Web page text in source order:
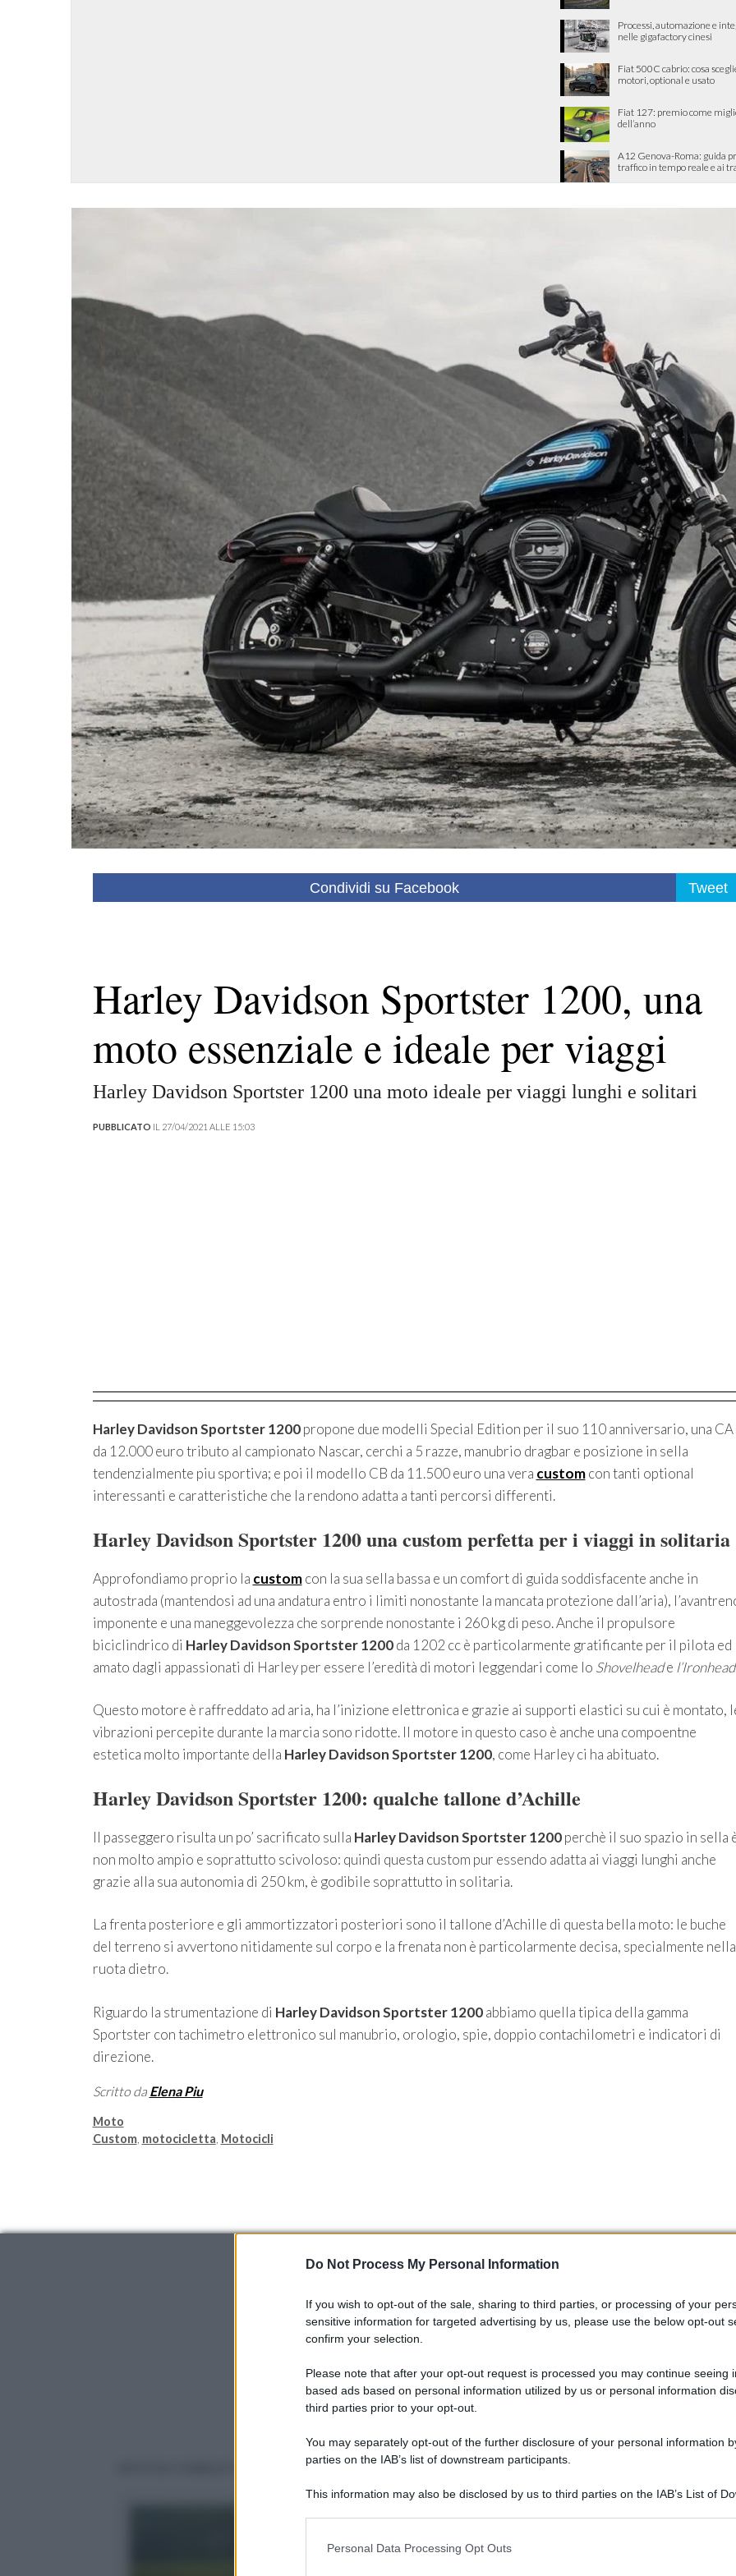
Do Not Process My Personal Information
If you wish to opt-out of the sale, sharing to third parties, or processing of your
sensitive information for targeted advertising by us, please use the below opt-out
confirm your selection.
Please note that after your opt-out request is processed you may continue seeing
based ads based on personal information utilized by us or personal information
third parties prior to your opt-out.
You may separately opt-out of the further disclosure of your personal information
parties on the IAB’s list of downstream participants.
This information may also be disclosed by us to third parties on the IAB’s List of
information including but not limited to your visit or usage behaviour. You may click
Personal Data Processing Opt Outs
Processi, automazione e
nelle gigafactory cinesi
Fiat 500C cabrio: cosa
motori, optional e usato
Fiat 127: premio come
dell’anno
A12 Genova-Roma: guida
traffico in tempo reale e ai
Condividi su Facebook Tweet
Harley Davidson Sportster 1200, una
moto essenziale e ideale per viaggi
Harley Davidson Sportster 1200 una moto ideale per viaggi lunghi e solitari
PUBBLICATO IL 27/04/2021 ALLE 15:03
Harley Davidson Sportster 1200propone due modelli Special Edition per il suo 110 anniversario, una CA
da 12.000 euro tributo al campionato Nascar, cerchi a 5 razze, manubrio dragbar e posizione in sella
tendenzialmente piu sportiva; e poi il modello CB da 11.500 euro una vera customcon tanti optional
interessanti e caratteristiche che la rendono adatta a tanti percorsi differenti.
Harley Davidson Sportster 1200 una custom perfetta per i viaggi in solitaria
Approfondiamo proprio la customcon la sua sella bassa e un comfort di guida soddisfacente anche in
autostrada (mantendosi ad una andatura entro i limiti nonostante la mancata protezione dall’aria),
imponente e una maneggevolezza che sorprende nonostante i 260 kg di peso. Anche il propulsore
biciclindrico di Harley Davidson Sportster 1200da 1202 cc è particolarmente gratificante per il pilota ed
amato dagli appassionati di Harley per essere l’eredità di motori leggendari come lo Shovelheade l’Ironhead
Questo motore è raffreddato ad aria, ha l’inizione elettronica e grazie ai supporti elastici su cui è montato,
vibrazioni percepite durante la marcia sono ridotte. Il motore in questo caso è anche una compoentne
estetica molto importante della Harley Davidson Sportster 1200, come Harley ci ha abituato.
Harley Davidson Sportster 1200: qualche tallone d’Achille
Il passeggero risulta un po’ sacrificato sulla Harley Davidson Sportster 1200perchè il suo spazio in sella
non molto ampio e soprattutto scivoloso: quindi questa custom pur essendo adatta ai viaggi lunghi anche
grazie alla sua autonomia di 250 km, è godibile soprattutto in solitaria.
La frenta posteriore e gli ammortizzatori posteriori sono il tallone d’Achille di questa bella moto: le buche
del terreno si avvertono nitidamente sul corpo e la frenata non è particolarmente decisa, specialmente nella
ruota dietro.
Riguardo la strumentazione di Harley Davidson Sportster 1200abbiamo quella tipica della gamma
Sportster con tachimetro elettronico sul manubrio, orologio, spie, doppio contachilometri e indicatori di
direzione.
Scritto da Elena Piu
Categorie
Moto
Tag
Custom, motocicletta Motocicli
Royal Enfield Goan Classic 350: la
modern-retrò per tutti